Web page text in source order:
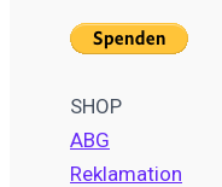
SHOP
ABG
Reklamation